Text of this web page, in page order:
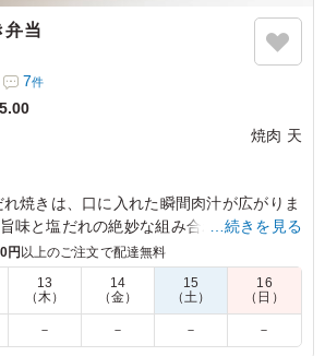
弁当
7件
5.00
焼肉 天
焼きは、口に入れた瞬間肉汁が広がりま
味と塩だれの絶妙な組み合わせで、一度
深みのある味わい。色鮮やかな人参ナム
も添えてあり、見た目にも美味しさを感
トでのランチにぴったりです。
…続きを見る
円 以上のご注文で配達無料
13
（木）
14
（金）
15
（土）
16
（日）
－ － － －